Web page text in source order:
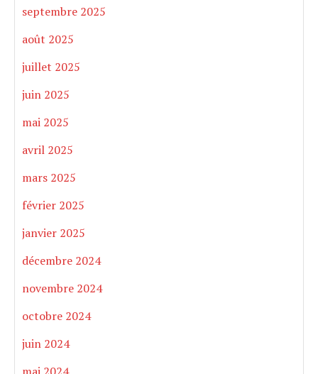
septembre 2025
août 2025
juillet 2025
juin 2025
mai 2025
avril 2025
mars 2025
février 2025
janvier 2025
décembre 2024
novembre 2024
octobre 2024
juin 2024